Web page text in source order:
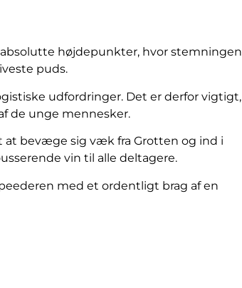
højdepunkter, hvor stemningen
puds.
udfordringer. Det er derfor vigtigt,
de unge mennesker.
at bevæge sig væk fra Grotten og ind i
vin til alle deltagere.
med et ordentligt brag af en